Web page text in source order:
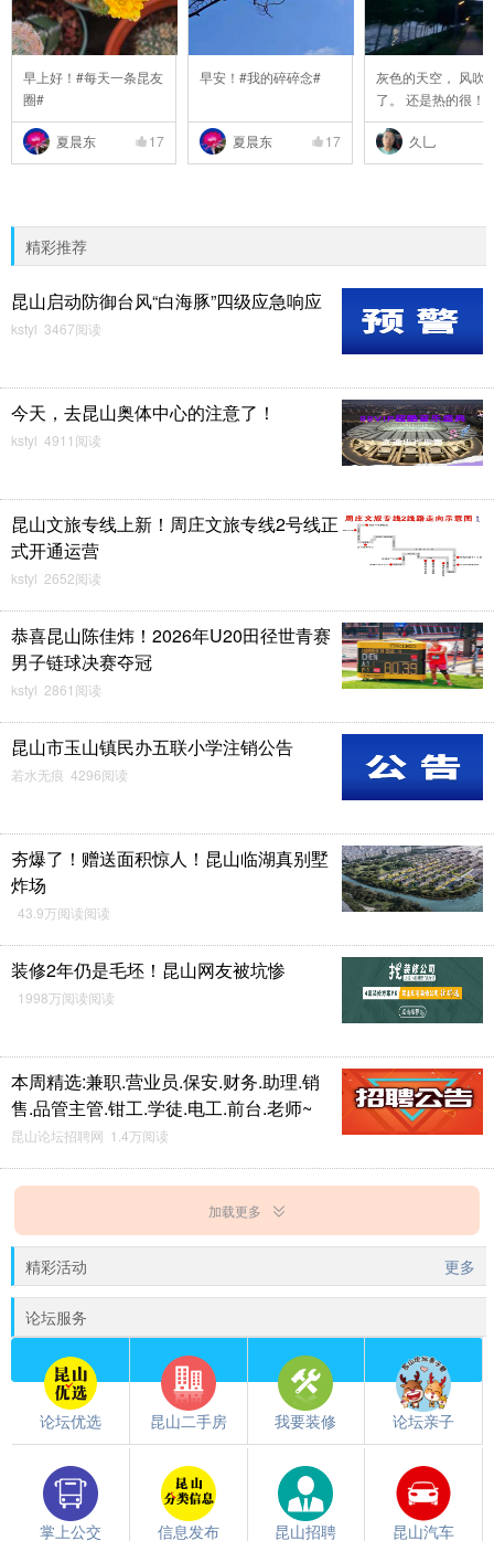
早上好！#每天一条昆友
圈#
夏晨东 17
早安！#我的碎碎念#
夏晨东 17
灰色的天空， 风吹
了。 还是热的很！
久乚
精彩推荐
昆山启动防御台风“白海豚”四级应急响应
kstyl 3467阅读
今天，去昆山奥体中心的注意了！
kstyl 4911阅读
昆山文旅专线上新！周庄文旅专线2号线正
式开通运营
kstyl 2652阅读
恭喜昆山陈佳炜！2026年U20田径世青赛
男子链球决赛夺冠
kstyl 2861阅读
昆山市玉山镇民办五联小学注销公告
若水无痕 4296阅读
夯爆了！赠送面积惊人！昆山临湖真别墅
炸场
43.9万阅读阅读
装修2年仍是毛坯！昆山网友被坑惨
1998万阅读阅读
本周精选:兼职.营业员.保安.财务.助理.销
售.品管主管.钳工.学徒.电工.前台.老师~
昆山论坛招聘网 1.4万阅读
加载更多
精彩活动 更多
论坛服务
论坛优选 昆山二手房 我要装修 论坛亲子
掌上公交 信息发布 昆山招聘 昆山汽车